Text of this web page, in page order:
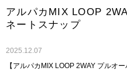
アルパカMIX LOOP
ネートスナップ
2025.12.07
【アルパカMIX LOOP 2WAY プルオー